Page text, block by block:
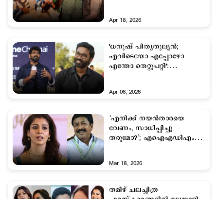
Apr 18, 2026
'ധനുഷ് പിതൃതുല്യന്‍;
എവിടെയോ എപ്പോഴോ
എന്തോ തെറ്റുപറ്റി':
Apr 06, 2026
‘എനിക്ക് നയൻതാരയെ
വേണം, സാധിപ്പിച്ചു
തരുമോ?’; എഐഎഡിഎംകെ
Mar 18, 2026
തമിഴ് ചലച്ചിത്ര